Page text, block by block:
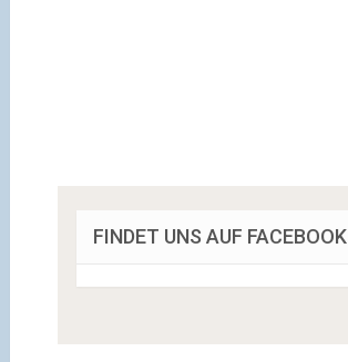
FINDET UNS AUF FACEBOOK